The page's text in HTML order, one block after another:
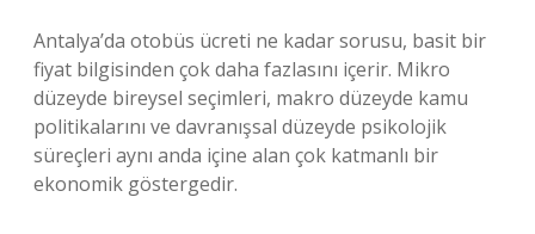
Antalya’da otobüs ücreti ne kadar sorusu, basit bir
fiyat bilgisinden çok daha fazlasını içerir. Mikro
düzeyde bireysel seçimleri, makro düzeyde kamu
politikalarını ve davranışsal düzeyde psikolojik
süreçleri aynı anda içine alan çok katmanlı bir
ekonomik göstergedir.